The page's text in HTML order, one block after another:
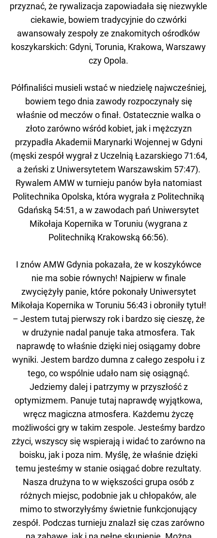
przyznać, że rywalizacja zapowiadała się niezwykle
ciekawie, bowiem tradycyjnie do czwórki
awansowały zespoły ze znakomitych ośrodków
koszykarskich: Gdyni, Torunia, Krakowa, Warszawy
czy Opola.
Półfinaliści musieli wstać w niedzielę najwcześniej,
bowiem tego dnia zawody rozpoczynały się
właśnie od meczów o finał. Ostatecznie walka o
złoto zarówno wśród kobiet, jak i mężczyzn
przypadła Akademii Marynarki Wojennej w Gdyni
(męski zespół wygrał z Uczelnią Łazarskiego 71:64,
a żeński z Uniwersytetem Warszawskim 57:47).
Rywalem AMW w turnieju panów była natomiast
Politechnika Opolska, która wygrała z Politechniką
Gdańską 54:51, a w zawodach pań Uniwersytet
Mikołaja Kopernika w Toruniu (wygrana z
Politechniką Krakowską 66:56).
I znów AMW Gdynia pokazała, że w koszykówce
nie ma sobie równych! Najpierw w finale
zwyciężyły panie, które pokonały Uniwersytet
Mikołaja Kopernika w Toruniu 56:43 i obroniły tytuł!
– Jestem tutaj pierwszy rok i bardzo się cieszę, że
w drużynie nadal panuje taka atmosfera. Tak
naprawdę to właśnie dzięki niej osiągamy dobre
wyniki. Jestem bardzo dumna z całego zespołu i z
tego, co wspólnie udało nam się osiągnąć.
Jedziemy dalej i patrzymy w przyszłość z
optymizmem. Panuje tutaj naprawdę wyjątkowa,
wręcz magiczna atmosfera. Każdemu życzę
możliwości gry w takim zespole. Jesteśmy bardzo
zżyci, wszyscy się wspierają i widać to zarówno na
boisku, jak i poza nim. Myślę, że właśnie dzięki
temu jesteśmy w stanie osiągać dobre rezultaty.
Nasza drużyna to w większości grupa osób z
różnych miejsc, podobnie jak u chłopaków, ale
mimo to stworzyłyśmy świetnie funkcjonujący
zespół. Podczas turnieju znalazł się czas zarówno